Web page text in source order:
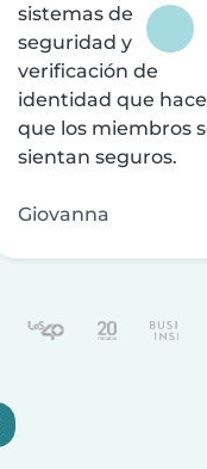
sistemas de
seguridad y
verificación de
identidad que
que los miembros
sientan seguros.
Giovanna